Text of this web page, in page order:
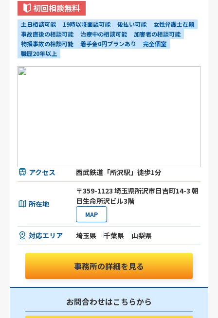
初回相談無料
土日相談可能 19時以降面談可能 後払い可能
女性弁護士在籍
事故直後の相談可能
治療中の相談可能
加害者の相談可能
物損事故の相談可能
着手金0円プランあり
完全個室
職歴20年以上
アクセス 西武鉄道「所沢駅」徒歩1分
所在地
〒359-1123 埼玉県所沢市日吉町14-3 朝
日生命所沢ビル3階
MAP
対応エリア 埼玉県 千葉県 山梨県
事務所の詳細を見る
お問合わせはこちらから